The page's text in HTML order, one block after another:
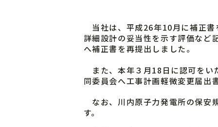
当社は、平成26年10月に補正書
詳細設計の妥当性を示す評価など
へ補正書を再提出しました。
また、本年３月18日に認可をい
同委員会へ工事計画軽微変更届出
なお、川内原子力発電所の保安
す。